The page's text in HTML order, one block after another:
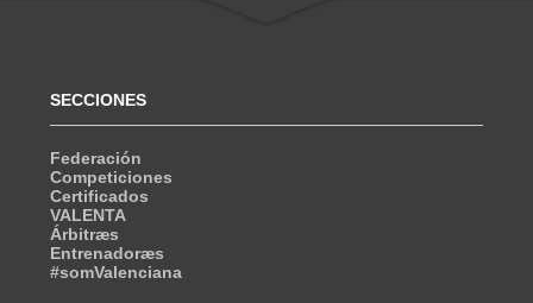
SECCIONES
Federación
Competiciones
Certificados
VALENTA
Árbitræs
Entrenadoræs
#somValenciana